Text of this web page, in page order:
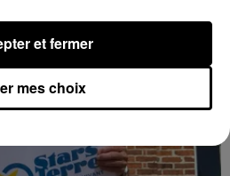
mes choix
et fermer